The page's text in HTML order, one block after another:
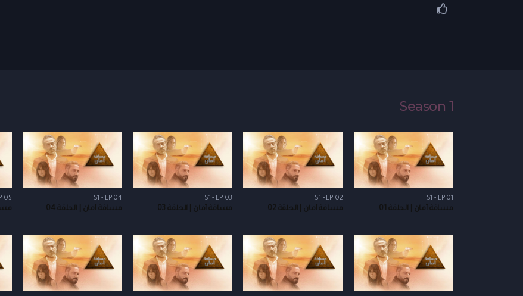
Season 1
S1 - EP 01
مسافة أمان | الحلقة 01
S1 - EP 02
مسافة أمان | الحلقة 02
S1 - EP 03
مسافة أمان | الحلقة 03
S1 - EP 04
مسافة أمان | الحلقة 04
05